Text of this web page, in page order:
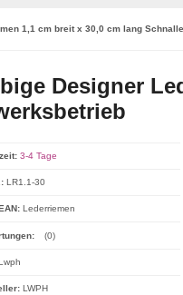
1,1 cm breit x 30,0 cm lang
Designer
3-4 Tage
LR1.1-30
Lederriemen
(0)
LWPH